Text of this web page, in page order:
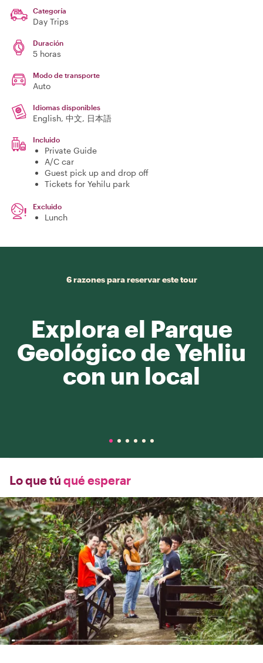
Categoría
Day Trips
Duración
5 horas
Modo de transporte
Auto
Idiomas disponibles
English, 中文, 日本語
Incluido
Private Guide
A/C car
Guest pick up and drop off
Tickets for Yehilu park
Excluido
Lunch
6 razones para reservar este tour
Explora el Parque
Geológico de Yehliu
con un local
Lo que tú qué esperar